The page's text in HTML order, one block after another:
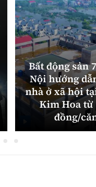
Bất động sản
Nội hướng
nhà ở xã hội
Kim Hoa từ
đồng/